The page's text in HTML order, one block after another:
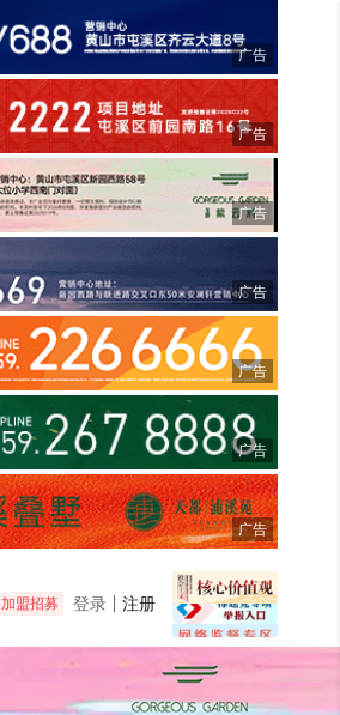
广告
广告
广告
广告
广告
广告
广告
加盟招募 登录 注册